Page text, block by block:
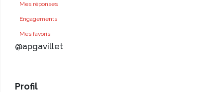
Mes réponses
Engagements
Mes favoris
@apgavillet
Profil